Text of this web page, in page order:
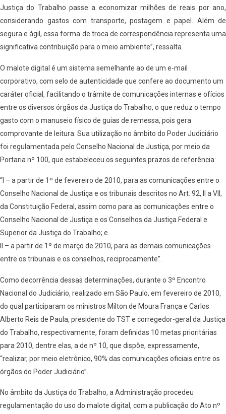
Justiça do Trabalho passe a economizar milhões de reais por ano,
considerando gastos com transporte, postagem e papel. Além de
segura e ágil, essa forma de troca de correspondência representa uma
significativa contribuição para o meio ambiente”, ressalta.
O malote digital é um sistema semelhante ao de um e-mail
corporativo, com selo de autenticidade que confere ao documento um
caráter oficial, facilitando o trâmite de comunicações internas e ofícios
entre os diversos órgãos da Justiça do Trabalho, o que reduz o tempo
gasto com o manuseio físico de guias de remessa, pois gera
comprovante de leitura. Sua utilização no âmbito do Poder Judiciário
foi regulamentada pelo Conselho Nacional de Justiça, por meio da
Portaria nº 100, que estabeleceu os seguintes prazos de referência:
“I – a partir de 1º de fevereiro de 2010, para as comunicações entre o
Conselho Nacional de Justiça e os tribunais descritos no Art. 92, II a VII,
da Constituição Federal, assim como para as comunicações entre o
Conselho Nacional de Justiça e os Conselhos da Justiça Federal e
Superior da Justiça do Trabalho; e
II – a partir de 1º de março de 2010, para as demais comunicações
entre os tribunais e os conselhos, reciprocamente”.
Como decorrência dessas determinações, durante o 3º Encontro
Nacional do Judiciário, realizado em São Paulo, em fevereiro de 2010,
do qual participaram os ministros Milton de Moura França e Carlos
Alberto Reis de Paula, presidente do TST e corregedor-geral da Justiça
do Trabalho, respectivamente, foram definidas 10 metas prioritárias
para 2010, dentre elas, a de nº 10, que dispõe, expressamente,
“realizar, por meio eletrônico, 90% das comunicações oficiais entre os
órgãos do Poder Judiciário”.
No âmbito da Justiça do Trabalho, a Administração procedeu
regulamentação do uso do malote digital, com a publicação do Ato nº